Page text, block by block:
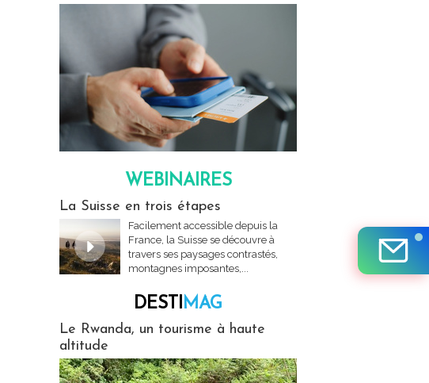
WEBINAIRES
La Suisse en trois étapes
Facilement accessible depuis la
France, la Suisse se découvre à
travers ses paysages contrastés,
montagnes imposantes,...
DESTIMAG
Le Rwanda, un tourisme à haute
altitude